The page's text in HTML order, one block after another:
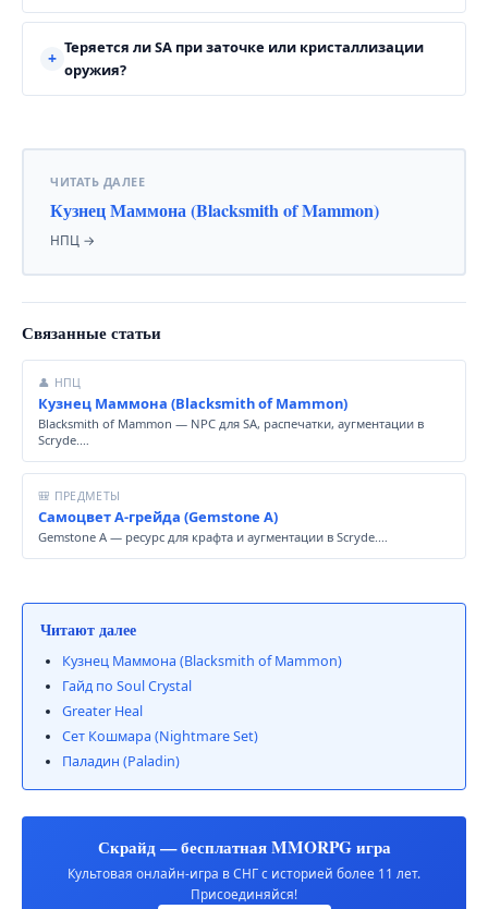
Теряется ли SA при заточке или кристаллизации
оружия?
ЧИТАТЬ ДАЛЕЕ
Кузнец Маммона (Blacksmith of Mammon)
НПЦ →
Связанные статьи
👤 НПЦ
Кузнец Маммона (Blacksmith of Mammon)
Blacksmith of Mammon — NPC для SA, распечатки, аугментации в
Scryde.…
🎒 ПРЕДМЕТЫ
Самоцвет A-грейда (Gemstone A)
Gemstone A — ресурс для крафта и аугментации в Scryde.…
Читают далее
Кузнец Маммона (Blacksmith of Mammon)
Гайд по Soul Crystal
Greater Heal
Сет Кошмара (Nightmare Set)
Паладин (Paladin)
Скрайд — бесплатная MMORPG игра
Культовая онлайн-игра в СНГ с историей более 11 лет.
Присоединяйся!